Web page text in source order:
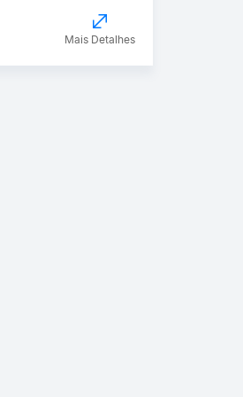
Mais Detalhes